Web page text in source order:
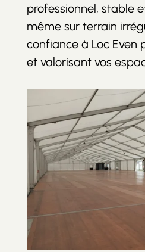
professionnel, stable
même sur terrain
confiance à Loc Even
et valorisant vos